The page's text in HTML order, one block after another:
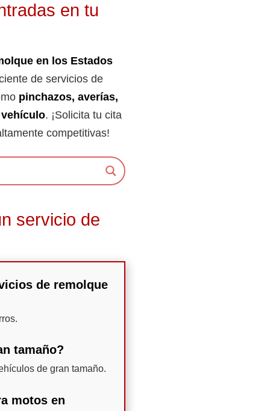
en tu
en los Estados
de servicios de
pinchazos, averías,
. ¡Solicita tu cita
competitivas!
servicio de
de remolque
tamaño?
de gran tamaño.
motos en